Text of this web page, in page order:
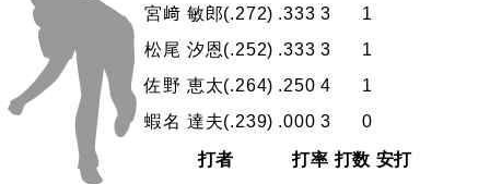
宮﨑 敏郎(.272) .333 3
1
松尾 汐恩(.252) .333 3
1
佐野 恵太(.264) .250 4
1
蝦名 達夫(.239) .000 3 0
打者 打率 打数 安打